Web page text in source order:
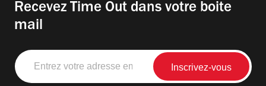
Recevez Time Out dans votre boite
mail
Entrez
votre